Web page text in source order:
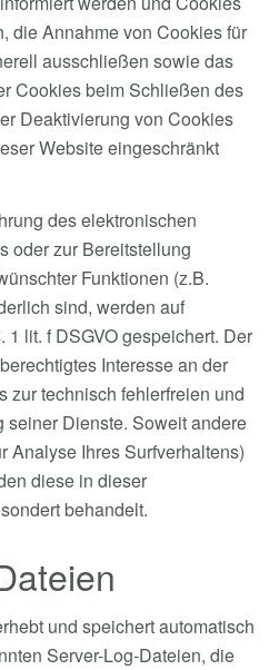
die Annahme von Cookies für
ausschließen sowie das
Cookies beim Schließen des
Deaktivierung von Cookies
Website eingeschränkt
des elektronischen
oder zur Bereitstellung
Funktionen (z.B.
sind, werden auf
1 lit. f DSGVO gespeichert. Der
Interesse an der
zur technisch fehlerfreien und
seiner Dienste. Soweit andere
Analyse Ihres Surfverhaltens)
diese in dieser
behandelt.
und speichert automatisch
Server-Log-Dateien, die